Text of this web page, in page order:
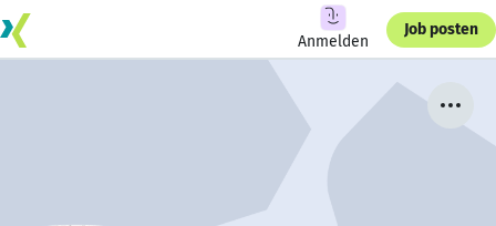
Anmelden
Job posten